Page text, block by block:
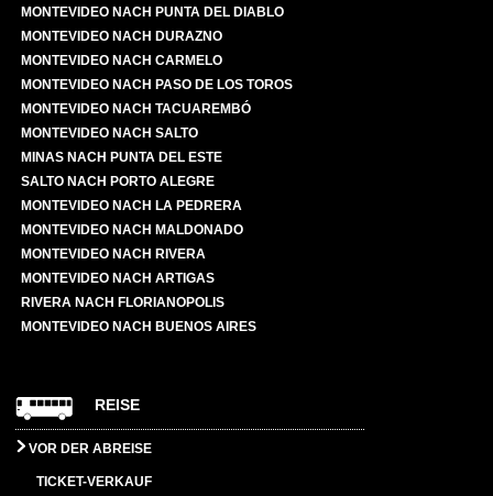
MONTEVIDEO NACH PUNTA DEL DIABLO
MONTEVIDEO NACH DURAZNO
MONTEVIDEO NACH CARMELO
MONTEVIDEO NACH PASO DE LOS TOROS
MONTEVIDEO NACH TACUAREMBÓ
MONTEVIDEO NACH SALTO
MINAS NACH PUNTA DEL ESTE
SALTO NACH PORTO ALEGRE
MONTEVIDEO NACH LA PEDRERA
MONTEVIDEO NACH MALDONADO
MONTEVIDEO NACH RIVERA
MONTEVIDEO NACH ARTIGAS
RIVERA NACH FLORIANOPOLIS
MONTEVIDEO NACH BUENOS AIRES
REISE
VOR DER ABREISE
TICKET-VERKAUF